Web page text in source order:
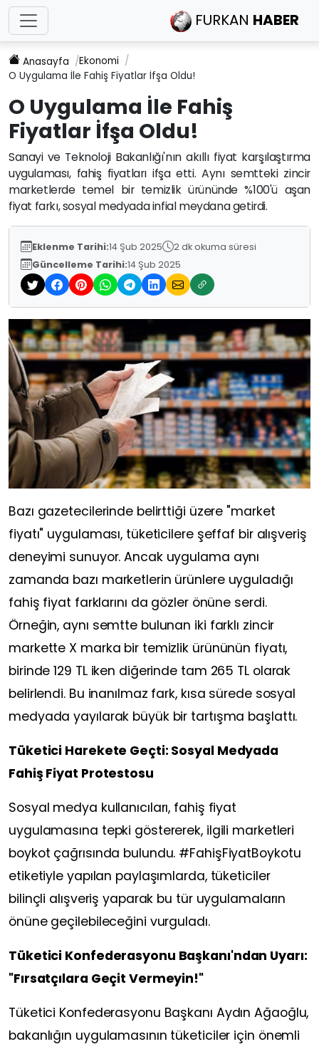
FURKAN HABER
Anasayfa
Ekonomi
O Uygulama İle Fahiş Fiyatlar İfşa Oldu!
O Uygulama İle Fahiş
Fiyatlar İfşa Oldu!
Sanayi ve Teknoloji Bakanlığı'nın akıllı fiyat karşılaştırma
uygulaması, fahiş fiyatları ifşa etti. Aynı semtteki zincir
marketlerde temel bir temizlik ürününde %100'ü aşan
fiyat farkı, sosyal medyada infial meydana getirdi.
Eklenme Tarihi:14 Şub 2025
2 dk okuma süresi
Güncelleme Tarihi:14 Şub 2025
Bazı gazetecilerinde belirttiği üzere "market
fiyatı" uygulaması, tüketicilere şeffaf bir alışveriş
deneyimi sunuyor. Ancak uygulama aynı
zamanda bazı marketlerin ürünlere uyguladığı
fahiş fiyat farklarını da gözler önüne serdi.
Örneğin, aynı semtte bulunan iki farklı zincir
markette X marka bir temizlik ürününün fiyatı,
birinde 129 TL iken diğerinde tam 265 TL olarak
belirlendi. Bu inanılmaz fark, kısa sürede sosyal
medyada yayılarak büyük bir tartışma başlattı.
Tüketici Harekete Geçti: Sosyal Medyada
Fahiş Fiyat Protestosu
Sosyal medya kullanıcıları, fahiş fiyat
uygulamasına tepki göstererek, ilgili marketleri
boykot çağrısında bulundu. #FahişFiyatBoykotu
etiketiyle yapılan paylaşımlarda, tüketiciler
bilinçli alışveriş yaparak bu tür uygulamaların
önüne geçilebileceğini vurguladı.
Tüketici Konfederasyonu Başkanı'ndan Uyarı:
"Fırsatçılara Geçit Vermeyin!"
Tüketici Konfederasyonu Başkanı Aydın Ağaoğlu,
bakanlığın uygulamasının tüketiciler için önemli